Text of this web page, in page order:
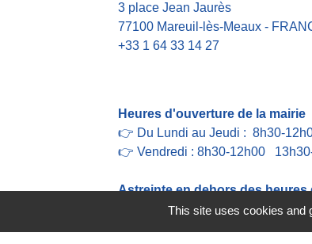
3 place Jean Jaurès
77100 Mareuil-lès-Meaux -
+33 1 64 33 14 27
Heures d'ouverture de la mairie
👉 Du Lundi au Jeudi : 8h30-
👉 Vendredi : 8h30-12h00
Astreinte en dehors des
👉 Tel: +33 6 42 21 45 37
This site uses cookies and